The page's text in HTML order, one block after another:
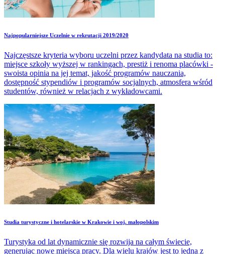
Najpopularniejsze Uczelnie w rekrutacji 2019/2020
Najczęstsze kryteria wyboru uczelni przez kandydata na studia to:
miejsce szkoły wyższej w rankingach, prestiż i renoma placówki -
swoista opinia na jej temat, jakość programów nauczania,
dostępność stypendiów i programów socjalnych, atmosfera wśród
studentów, również w relacjach z wykładowcami.
Studia turystyczne i hotelarskie w Krakowie i woj. małopolskim
Turystyka od lat dynamicznie się rozwija na całym świecie,
generując nowe miejsca pracy. Dla wielu krajów jest to jedna z